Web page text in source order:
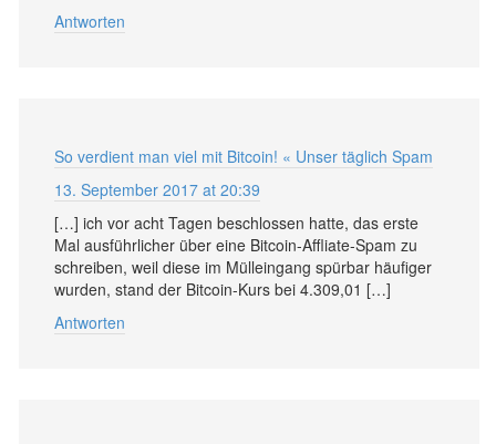
Antworten
So verdient man viel mit Bitcoin! « Unser täglich Spam
13. September 2017 at 20:39
[…] ich vor acht Tagen beschlossen hatte, das erste
Mal ausführlicher über eine Bitcoin-Affliate-Spam zu
schreiben, weil diese im Mülleingang spürbar häufiger
wurden, stand der Bitcoin-Kurs bei 4.309,01 […]
Antworten